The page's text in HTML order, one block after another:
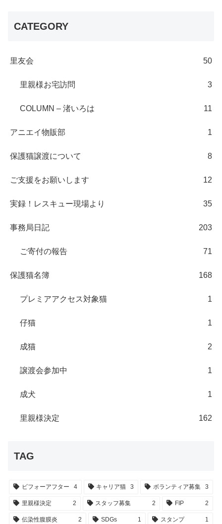
CATEGORY
里友会 50
里親様お宅訪問 3
COLUMN – 渚いろは 11
アニエイ物販部 1
保護猫譲渡について 8
ご支援をお願いします 12
実録！レスキュー現場より 35
事務局日記 203
ご寄付の報告 71
保護猫名簿 168
プレミアアクセス対象猫 1
仔猫 1
成猫 2
譲渡会参加中 1
成犬 1
里親様決定 162
TAG
ビフォーアフター 4 キャリア猫 3 ボランティア募集 3
里親様決定 2 スタッフ募集 2 FIP 2
伝染性腹膜炎 2 SDGs 1 スタンプ 1